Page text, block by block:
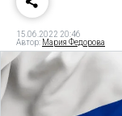
15.06.2022 20:46
Автор: Мария Федорова